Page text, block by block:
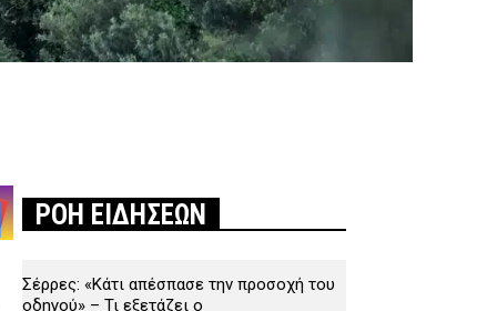
ΡΟΗ ΕΙΔΗΣΕΩΝ
Σέρρες: «Κάτι απέσπασε την προσοχή του
οδηγού» – Τι εξετάζει ο